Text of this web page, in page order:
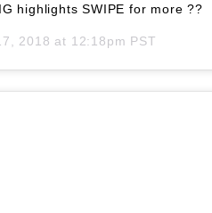
highlights SWIPE for more ??
2018 at 12:18pm PST